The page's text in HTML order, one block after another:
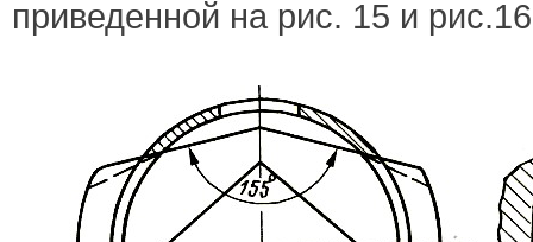
приведенной на рис. 15 и